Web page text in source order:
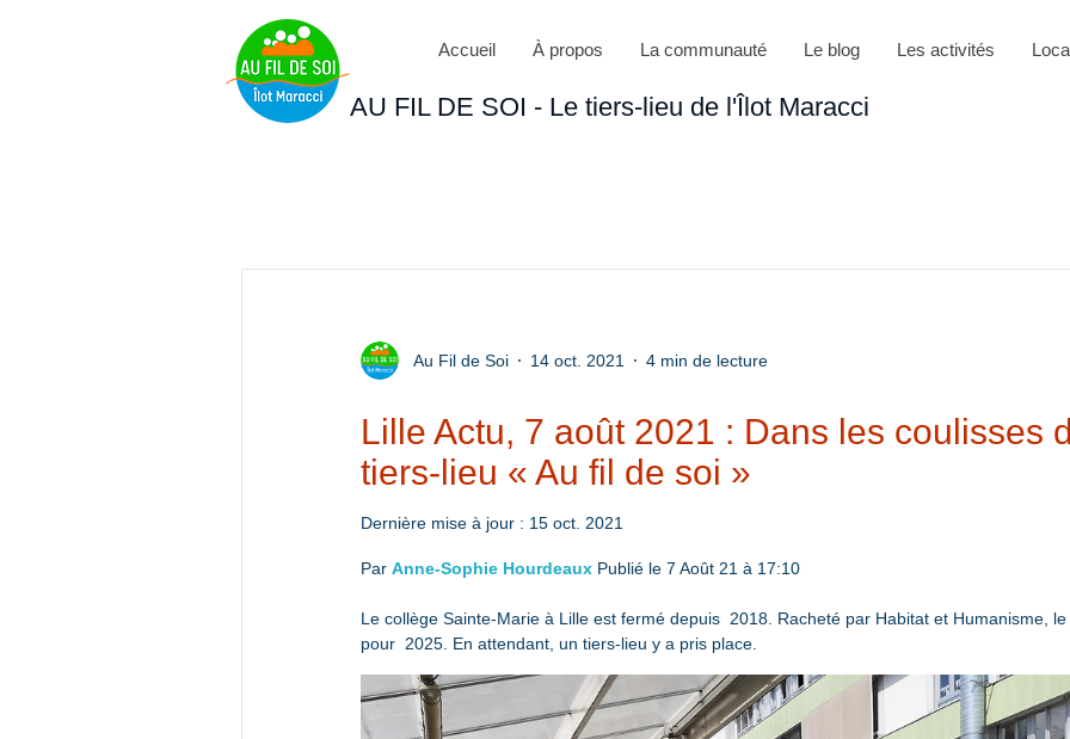
Accueil À propos La communauté Le blog Les activités
AU FIL DE SOI - Le tiers-lieu de l'Îlot Maracci
Au Fil de Soi 14 oct. 2021 4 min de lecture
Lille Actu, 7 août 2021 : Dans les coulisses
tiers-lieu « Au fil de soi »
Dernière mise à jour : 15 oct. 2021
Par Anne-Sophie Hourdeaux Publié le 7 Août 21 à 17:10
Le collège Sainte-Marie à Lille est fermé depuis  2018. Racheté par Habitat et Humanisme,
pour  2025. En attendant, un tiers-lieu y a pris place.